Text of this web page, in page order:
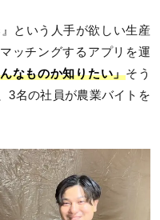
という人手が欲しい生産
ッチングするアプリを運
なものか知りたい」そう
3名の社員が農業バイトを